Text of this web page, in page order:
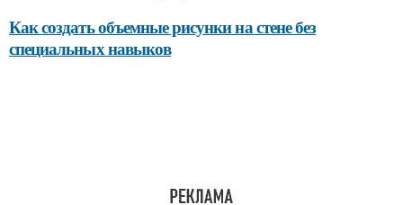
Как создать объемные рисунки на стене без
специальных навыков